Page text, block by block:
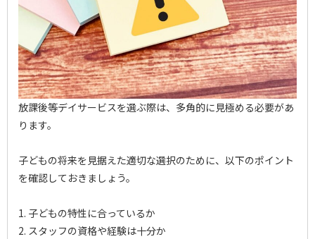
放課後等デイサービスを選ぶ際は、多角的に見極める必要があ
ります。
子どもの将来を見据えた適切な選択のために、以下のポイント
を確認しておきましょう。
1. 子どもの特性に合っているか
2. スタッフの資格や経験は十分か